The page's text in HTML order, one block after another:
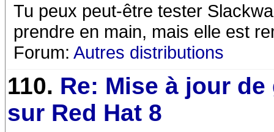
Tu peux peut-être tester
prendre en main, mais elle est
Forum: Autres distributions
110. Re: Mise à jour
sur Red Hat 8